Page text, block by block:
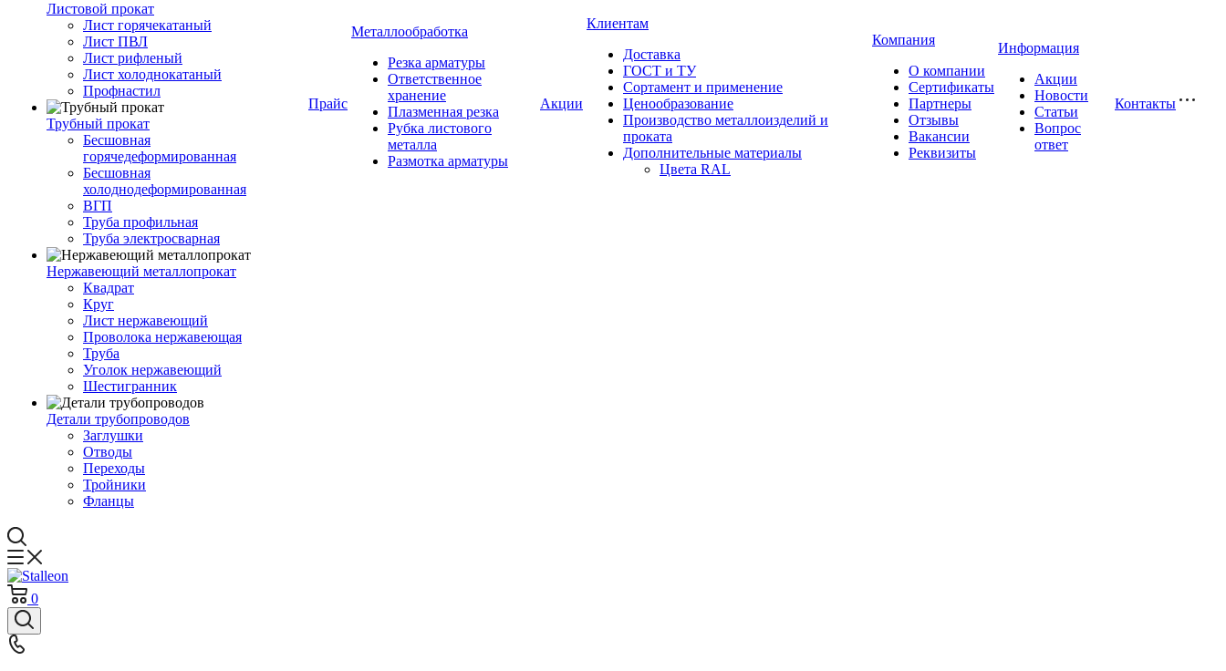
Листовой прокат
Лист горячекатаный
Лист ПВЛ
Лист рифленый
Лист холоднокатаный
Профнастил
Трубный прокат
Бесшовная
горячедеформированная
Бесшовная
холоднодеформированная
ВГП
Труба профильная
Труба электросварная
Нержавеющий металлопрокат
Квадрат
Круг
Лист нержавеющий
Проволока нержавеющая
Труба
Уголок нержавеющий
Шестигранник
Детали трубопроводов
Заглушки
Отводы
Переходы
Тройники
Фланцы
Прайс
Металлообработка
Резка арматуры
Ответственное
хранение
Плазменная резка
Рубка листового
металла
Размотка арматуры
Акции
Клиентам
Доставка
ГОСТ и ТУ
Сортамент и применение
Ценообразование
Производство металлоизделий и
проката
Дополнительные материалы
Цвета RAL
Компания
О компании
Сертификаты
Партнеры
Отзывы
Вакансии
Реквизиты
Информация
Акции
Новости
Статьи
Вопрос
ответ
Контакты
0